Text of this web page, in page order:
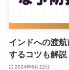
インドへの渡
するコツも解説
2024年6月22日